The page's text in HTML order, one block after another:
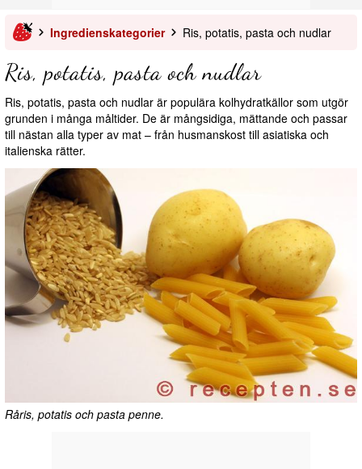
Ingredienskategorier Ris, potatis, pasta och nudlar
Ris, potatis, pasta och nudlar
Ris, potatis, pasta och nudlar är populära kolhydratkällor som utgör
grunden i många måltider. De är mångsidiga, mättande och passar
till nästan alla typer av mat – från husmanskost till asiatiska och
italienska rätter.
Råris, potatis och pasta penne.